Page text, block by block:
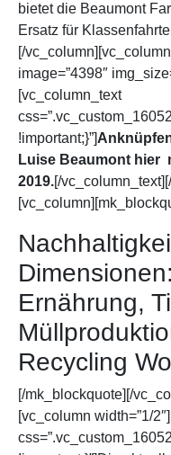
bietet die Beaumont
Ersatz für
[/
image=”4398″
[vc_column_text
!important;}”]
Luise Beaumont hier
2019.[/
Ernährung,
Recycling
[/mk_blockquote][/
[vc_column width=”1/